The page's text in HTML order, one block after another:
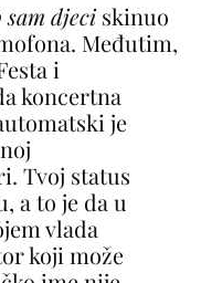
sam djeciskinuo
Međutim,
i
koncertna
je
Tvoj status
a to je da u
vlada
koji može